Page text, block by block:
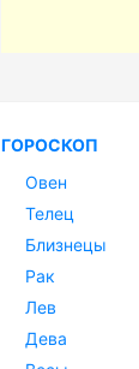
ГОРОСКОП
Овен
Телец
Близнецы
Рак
Лев
Дева